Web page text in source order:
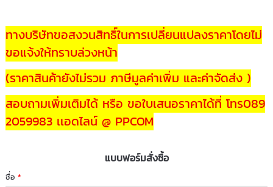
ทางบริษัทขอสงวนสิทธิ์ในการเปลี่ยนแปลงราคาโดยไม่
ขอแจ้งให้ทราบล่วงหน้า
(ราคาสินค้ายังไม่รวม ภาษีมูลค่าเพิ่ม และค่าจัดส่ง )
สอบถามเพิ่มเติมได้ หรือ ขอใบเสนอราคาได้ที่ โทร089
2059983 เเอดไลน์ @ PPCOM
แบบฟอร์มสั่งซื้อ
ชื่อ*